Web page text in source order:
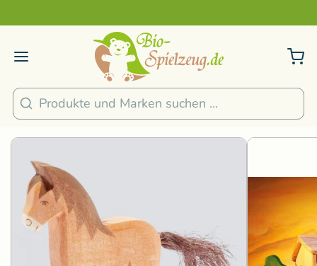
Suchen